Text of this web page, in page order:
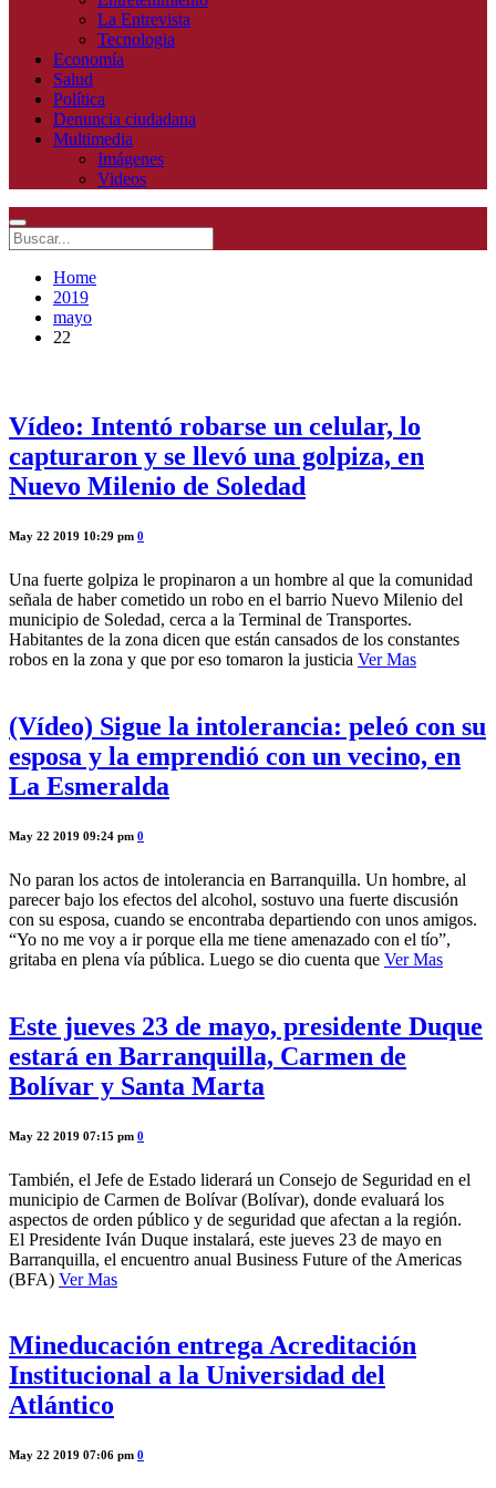
La Entrevista
Tecnologia
Economía
Salud
Política
Denuncia ciudadana
Multimedia
Imágenes
Videos
Home
2019
mayo
22
Vídeo: Intentó robarse un celular, lo
capturaron y se llevó una golpiza, en
Nuevo Milenio de Soledad
May 22 2019 10:29 pm 0
Una fuerte golpiza le propinaron a un hombre al que la comunidad
señala de haber cometido un robo en el barrio Nuevo Milenio del
municipio de Soledad, cerca a la Terminal de Transportes.
Habitantes de la zona dicen que están cansados de los constantes
robos en la zona y que por eso tomaron la justicia Ver Mas
(Vídeo) Sigue la intolerancia: peleó con su
esposa y la emprendió con un vecino, en
La Esmeralda
May 22 2019 09:24 pm 0
No paran los actos de intolerancia en Barranquilla. Un hombre, al
parecer bajo los efectos del alcohol, sostuvo una fuerte discusión
con su esposa, cuando se encontraba departiendo con unos amigos.
“Yo no me voy a ir porque ella me tiene amenazado con el tío”,
gritaba en plena vía pública. Luego se dio cuenta que Ver Mas
Este jueves 23 de mayo, presidente Duque
estará en Barranquilla, Carmen de
Bolívar y Santa Marta
May 22 2019 07:15 pm 0
También, el Jefe de Estado liderará un Consejo de Seguridad en el
municipio de Carmen de Bolívar (Bolívar), donde evaluará los
aspectos de orden público y de seguridad que afectan a la región.
El Presidente Iván Duque instalará, este jueves 23 de mayo en
Barranquilla, el encuentro anual Business Future of the Americas
(BFA) Ver Mas
Mineducación entrega Acreditación
Institucional a la Universidad del
Atlántico
May 22 2019 07:06 pm 0